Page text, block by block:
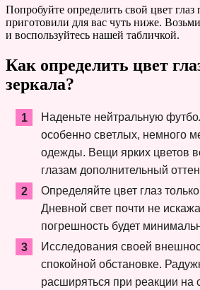
Попробуйте определить свой цвет
приготовили для вас чуть ниже.
и воспользуйтесь нашей табличкой.
Как определить цвет
зеркала?
Наденьте нейтральную
особенно светлых, немного
одежды. Вещи ярких цветов
глазам дополнительный
Определяйте цвет глаз
Дневной свет почти не
погрешность будет
Исследования своей
спокойной обстановке.
расширяться при реакции на